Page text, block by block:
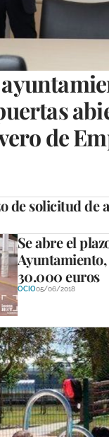
de
de solicitud de
Se abre el
30.000 euros
OCIO05/06/2018